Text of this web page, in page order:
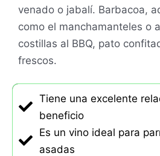
venado o jabalí. Barbacoa,
como el manchamanteles o
costillas al BBQ, pato
frescos.
Tiene una excelente
beneficio
Es un vino ideal para
asadas